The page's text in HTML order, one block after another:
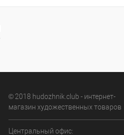
© 2018 hudozhnik.club - интернет-
магазин художественных товаров
Центральный офис: